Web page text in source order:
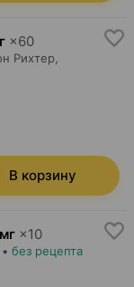
×60
Рихтер
В корзину
×10
• без рецепта